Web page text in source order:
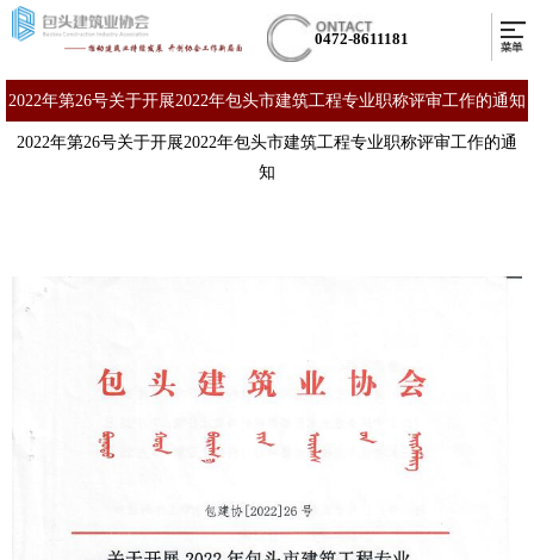
0472-8611181
2022年第26号关于开展2022年包头市建筑工程专业职称评审工作的通知
2022年第26号关于开展2022年包头市建筑工程专业职称评审工作的通
知